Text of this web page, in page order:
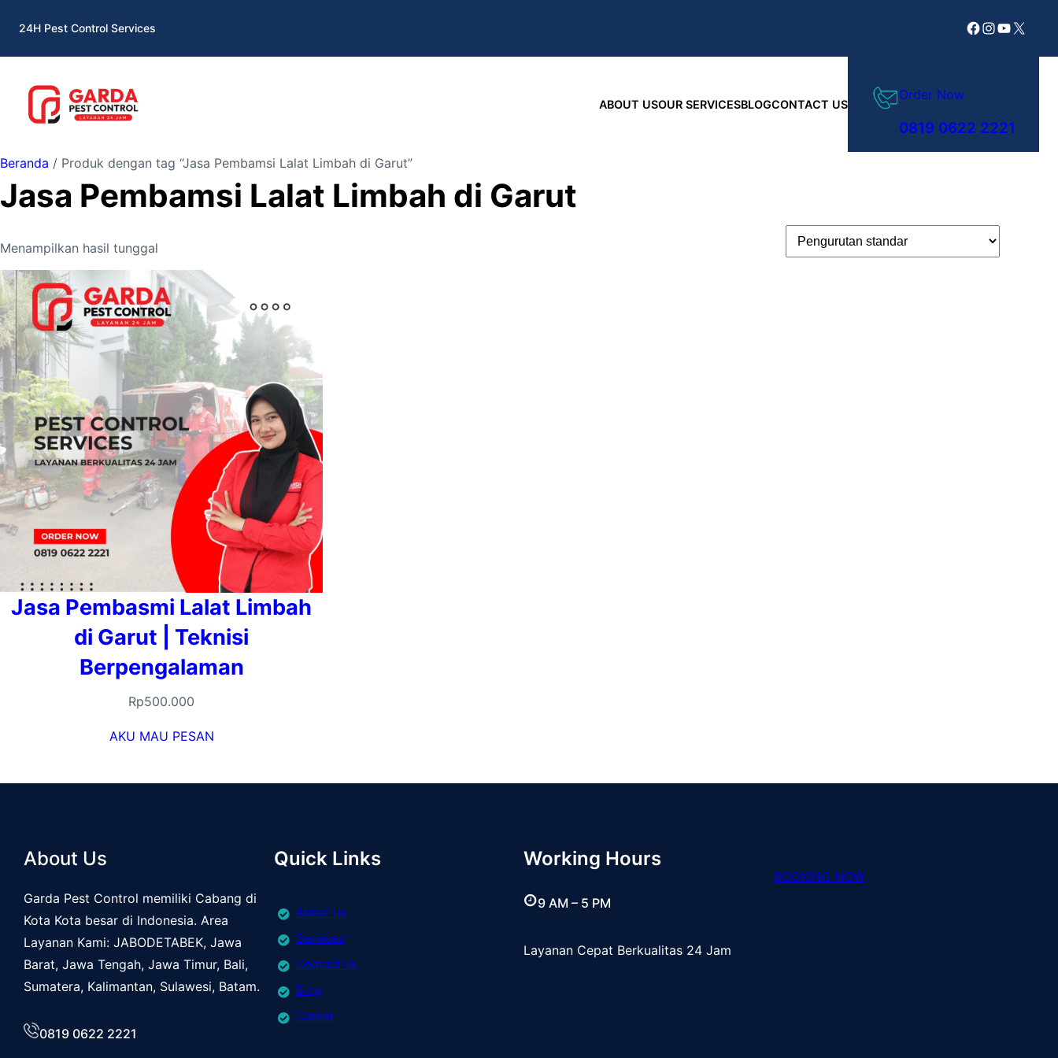
konten
24H Pest Control Services Facebook
Instagram
YouTube
X
ABOUT USOUR SERVICESBLOGCONTACT US
Order Now
0819 0622 2221
Beranda / Produk dengan tag “Jasa Pembamsi Lalat Limbah di Garut”
Jasa Pembamsi Lalat Limbah di Garut
Menampilkan hasil tunggal
Jasa Pembasmi Lalat Limbah
di Garut | Teknisi
Berpengalaman
Rp500.000
AKU MAU PESAN
About Us
Garda Pest Control memiliki Cabang di
Kota Kota besar di Indonesia. Area
Layanan Kami: JABODETABEK, Jawa
Barat, Jawa Tengah, Jawa Timur, Bali,
Sumatera, Kalimantan, Sulawesi, Batam.
0819 0622 2221
Quick Links
About Us
Services
Contact Us
Blog
Career
Working Hours
9 AM – 5 PM
Layanan Cepat Berkualitas 24 Jam
BOOKING NOW